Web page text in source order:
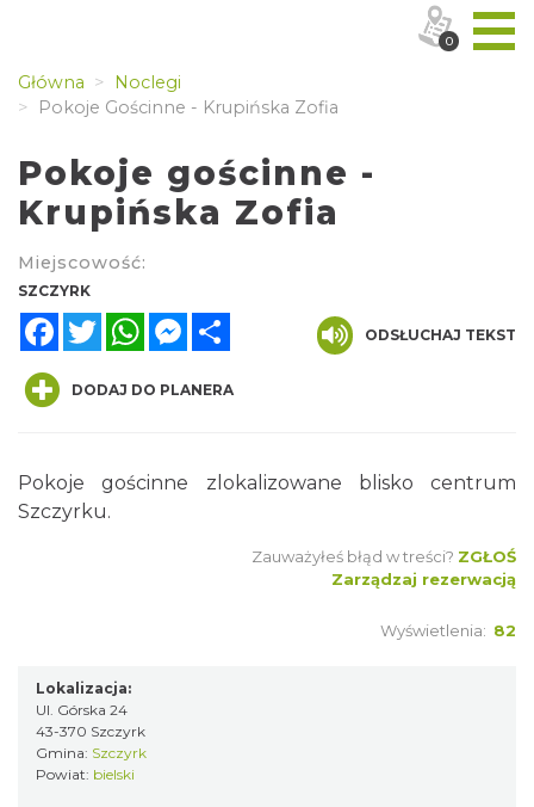
Główna
Noclegi
Pokoje Gościnne - Krupińska Zofia
Pokoje gościnne -
Krupińska Zofia
Miejscowość:
SZCZYRK
FacebookTwitterWhatsAppMessenger
ODSŁUCHAJ TEKST
DODAJ DO PLANERA
Pokoje gościnne zlokalizowane blisko centrum
Szczyrku.
Zauważyłeś błąd w treści? ZGŁOŚ
Zarządzaj rezerwacją
Wyświetlenia: 82
Lokalizacja:
Ul. Górska 24
43-370 Szczyrk
Gmina: Szczyrk
Powiat: bielski
0